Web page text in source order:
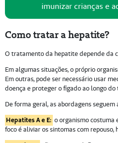
imunizar crianças e
Como tratar a hepatite?
O tratamento da hepatite depende da
Em algumas situações, o próprio
Em outras, pode ser necessário usar
doença e proteger o fígado ao longo do
De forma geral, as abordagens seguem
Hepatites A e E: o organismo costuma
foco é aliviar os sintomas com